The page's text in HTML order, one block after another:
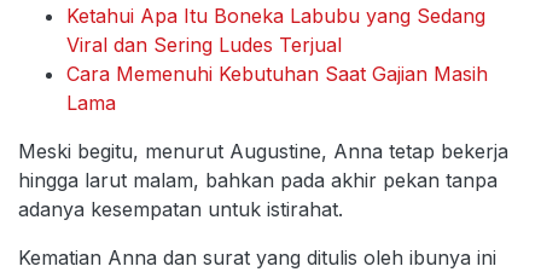
Ketahui Apa Itu Boneka Labubu yang Sedang
Viral dan Sering Ludes Terjual
Cara Memenuhi Kebutuhan Saat Gajian Masih
Lama
Meski begitu, menurut Augustine, Anna tetap bekerja
hingga larut malam, bahkan pada akhir pekan tanpa
adanya kesempatan untuk istirahat.
Kematian Anna dan surat yang ditulis oleh ibunya ini